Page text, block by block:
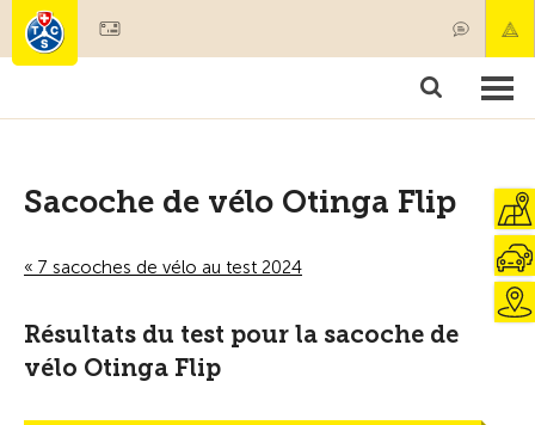
Membres & prestations
Sacoche de vélo Otinga Flip
« 7 sacoches de vélo au test 2024
Résultats du test pour la sacoche de
vélo Otinga Flip